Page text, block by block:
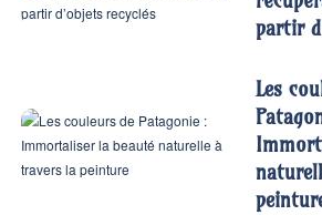
partir
Les